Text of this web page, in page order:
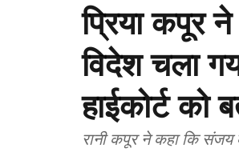
प्रिया कपूर
विदेश चला
हाईकोर्ट को
रानी कपूर ने कहा कि संजय